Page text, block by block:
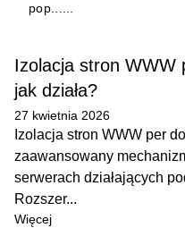
pop......
Izolacja stron WWW
jak działa?
27 kwietnia 2026
Izolacja stron WWW per
zaawansowany
serwerach działających
Rozszer...
Więcej